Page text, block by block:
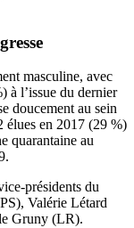
masculine, avec
à l’issue du dernier
doucement au sein
élues en 2017 (29 %)
quarantaine au
présidents du
Valérie Létard
Gruny (LR).